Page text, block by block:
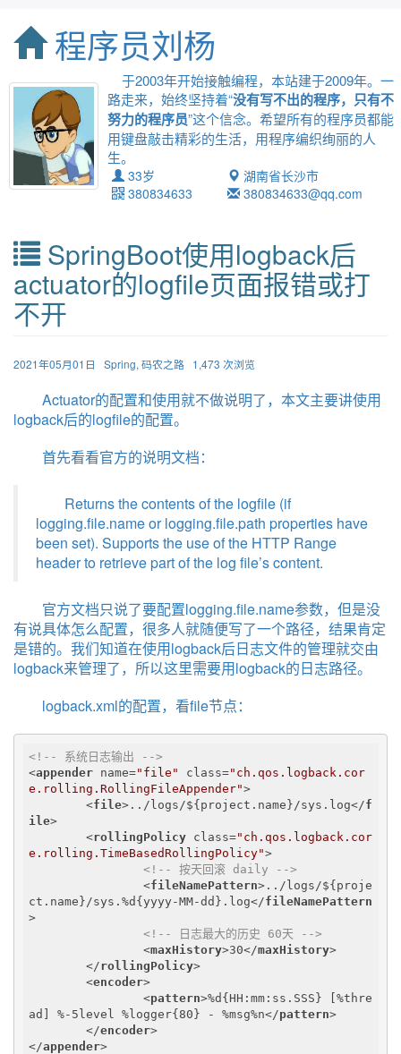
程序员刘杨
于2003年开始接触编程，本站建于2009年。一
路走来，始终坚持着“没有写不出的程序，只有不
努力的程序员”这个信念。希望所有的程序员都能
用键盘敲击精彩的生活，用程序编织绚丽的人
生。
33岁
湖南省长沙市
380834633
380834633@qq.com
SpringBoot使用logback后
actuator的logfile页面报错或打
不开
2021年05月01日 Spring, 码农之路 1,473 次浏览
Actuator的配置和使用就不做说明了，本文主要讲使用
logback后的logfile的配置。
首先看看官方的说明文档：
Returns the contents of the logfile (if
logging.file.name or logging.file.path properties have
been set). Supports the use of the HTTP Range
header to retrieve part of the log file’s content.
官方文档只说了要配置logging.file.name参数，但是没
有说具体怎么配置，很多人就随便写了一个路径，结果肯定
是错的。我们知道在使用logback后日志文件的管理就交由
logback来管理了，所以这里需要用logback的日志路径。
logback.xml的配置，看file节点：
<!-- 系统日志输出 -->
<appender name="file" class="ch.qos.logback.cor
e.rolling.RollingFileAppender">
<file> ../logs/${project.name}/sys.log</f
ile>
<rollingPolicy class="ch.qos.logback.cor
e.rolling.TimeBasedRollingPolicy">
<!-- 按天回滚 daily -->
<fileNamePattern> ../logs/${proje
ct.name}/sys.%d{yyyy-MM-dd}.log</fileNamePattern
>
<!-- 日志最大的历史 60天 -->
<maxHistory>30</maxHistory>
</rollingPolicy>
<encoder>
<pattern>%d{HH:mm:ss.SSS} [%thre
ad] %-5level %logger{80} - %msg%n</pattern>
</encoder>
</appender>